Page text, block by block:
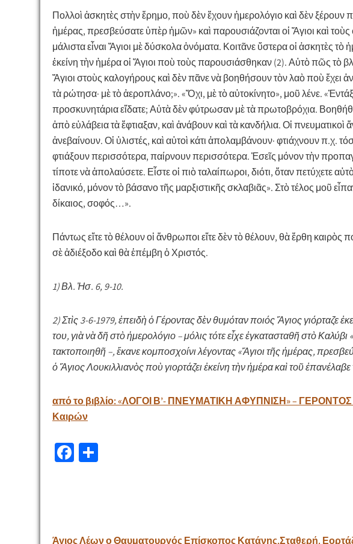
Πολλοὶ ἀσκητὲς στὴν ἔρημο, ποὺ δὲν ἔχουν ἡμερολόγιο καὶ δὲν ξέρουν
ἡμέρας, πρεσβεύσατε ὑπὲρ ἡμῶν» καὶ παρουσιάζονται οἱ Ἅγιοι καὶ
μάλιστα εἶναι Ἅγιοι μὲ δύσκολα ὀνόματα. Κοιτᾶνε ὕστερα οἱ ἀσκητὲς τὸ
ἐκείνη τὴν ἡμέρα οἱ Ἅγιοι ποὺ τοὺς παρουσιάσθηκαν (2). Αὐτὸ πῶς τὸ
Ἅγιοι στοὺς καλογήρους καὶ δὲν πᾶνε νὰ βοηθήσουν τὸν λαὸ ποὺ ἔχει
τὰ ρώτησα· μὲ τὸ ἀεροπλάνο;». «Ὄχι, μὲ τὸ αὐτοκίνητο», μοῦ λένε.
προσκυνητάρια εἴδατε; Αὐτὰ δὲν φύτρωσαν μὲ τὰ πρωτοβρόχια.
ἀπὸ εὐλάβεια τὰ ἔφτιαξαν, καὶ ἀνάβουν καὶ τὰ κανδήλια. Οἱ
ἀνεβαίνουν. Οἱ ὑλιστές, καὶ αὐτοὶ κάτι ἀπολαμβάνουν· φτιάχνουν π.χ.
φτιάξουν περισσότερα, παίρνουν περισσότερα. Ἐσεῖς μόνον τὴν
τίποτε νὰ ἀπολαύσετε. Εἶστε οἱ πιὸ ταλαίπωροι, διότι, ὅταν πετύχετε
ἰδανικό, μόνον τὸ βάσανο τῆς μαρξιστικῆς σκλαβιᾶς». Στὸ τέλος μοῦ
δίκαιος, σοφός…».
Πάντως εἴτε τὸ θέλουν οἱ ἄνθρωποι εἴτε δὲν τὸ θέλουν, θὰ ἔρθη καιρὸς
σὲ ἀδιέξοδο καὶ θὰ ἐπέμβη ὁ Χριστός.
1) Βλ. Ἠσ. 6, 9-10.
2) Στὶς 3-6-1979, ἐπειδὴ ὁ Γέροντας δὲν θυμόταν ποιός Ἅγιος γιόρταζε
του, γιὰ νὰ δῆ στὸ ἡμερολόγιο – μόλις τότε εἶχε ἐγκατασταθῆ στὸ
τακτοποιηθῆ –, ἔκανε κομποσχοίνι λέγοντας «Ἅγιοι τῆς ἡμέρας,
ὁ Ἅγιος Λουκιλλιανὸς ποὺ γιορτάζει ἐκείνη τὴν ἡμέρα καὶ τοῦ
από το βιβλίο:«ΛΟΓΟΙ Β’- ΠΝΕΥΜΑΤΙΚΗ ΑΦΥΠΝΙΣΗ» – ΓΕΡΟΝΤΟΣ
Καιρών
Fa
Άγιος Λέων ο Θαυματουργός Επίσκοπος Κατάνης.Σταθερή.